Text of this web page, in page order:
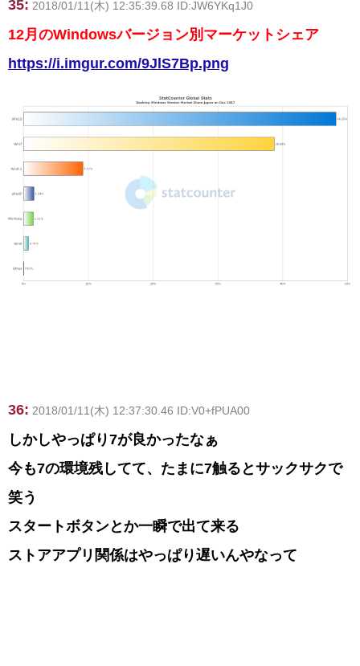
35: 2018/01/11(木) 12:35:39.68 ID:JW6YKq1J0
12月のWindowsバージョン別マーケットシェア
https://i.imgur.com/9JlS7Bp.png
36: 2018/01/11(木) 12:37:30.46 ID:V0+fPUA00
しかしやっぱり7が良かったなぁ
今も7の環境残してて、たまに7触るとサックサクで
笑う
スタートボタンとか一瞬で出て来る
ストアアプリ関係はやっぱり遅いんやなって